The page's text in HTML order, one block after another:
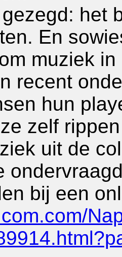
het
En
muziek
recent
hun
zelf
uit de
bij een